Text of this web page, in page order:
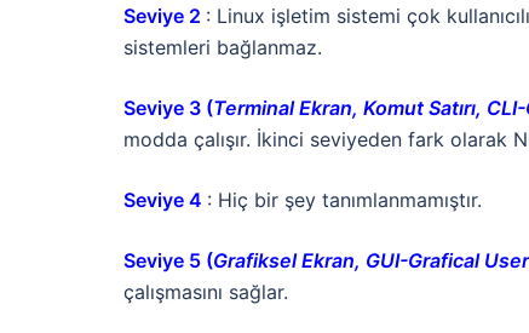
Seviye 2 : Linux işletim sistemi çok
sistemleri bağlanmaz.
Seviye 3 (Terminal Ekran, Komut Satırı,
modda çalışır. İkinci seviyeden fark olarak
Seviye 4 : Hiç bir şey tanımlanmamıştır.
Seviye 5 (Grafiksel Ekran, GUI-Grafical
çalışmasını sağlar.